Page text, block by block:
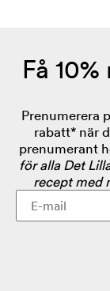
Få
Prenumerera
rabatt* när
prenumerant
för alla Det
recept med